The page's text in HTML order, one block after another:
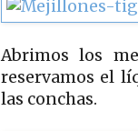
Abrimos los
reservamos el
las conchas.